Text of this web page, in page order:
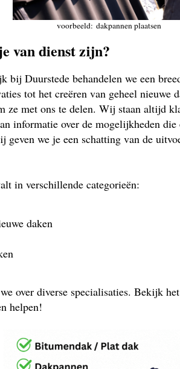
voorbeeld: dakpannen plaatsen
van dienst zijn?
Duurstede behandelen we een
tot het creëren van geheel nieuwe
ze met ons te delen. Wij staan altijd
informatie over de mogelijkheden
geven we je een schatting van de
in verschillende categorieën:
daken
over diverse specialisaties. Bekijk
helpen!